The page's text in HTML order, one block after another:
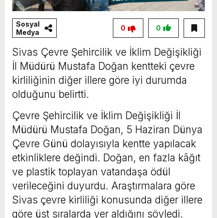
Sosyal
Medya
0
0
Sivas Çevre Şehircilik ve İklim Değişikliği
İl Müdürü Mustafa Doğan kentteki çevre
kirliliğinin diğer illere göre iyi durumda
olduğunu belirtti.
Çevre Şehircilik ve İklim Değişikliği İl
Müdürü Mustafa Doğan, 5 Haziran Dünya
Çevre Günü dolayısıyla kentte yapılacak
etkinliklere değindi. Doğan, en fazla kâğıt
ve plastik toplayan vatandaşa ödül
verileceğini duyurdu. Araştırmalara göre
Sivas çevre kirliliği konusunda diğer illere
göre üst sıralarda yer aldığını söyledi.